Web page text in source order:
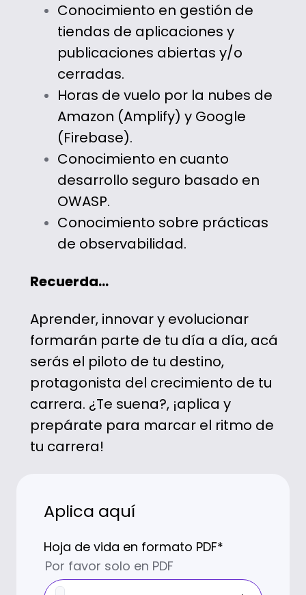
Conocimiento en gestión de
tiendas de aplicaciones y
publicaciones abiertas y/o
cerradas.
Horas de vuelo por la nubes de
Amazon (Amplify) y Google
(Firebase).
Conocimiento en cuanto
desarrollo seguro basado en
OWASP.
Conocimiento sobre prácticas
de observabilidad.
Recuerda…
Aprender, innovar y evolucionar
formarán parte de tu día a día, acá
serás el piloto de tu destino,
protagonista del crecimiento de tu
carrera. ¿Te suena?, ¡aplica y
prepárate para marcar el ritmo de
tu carrera!
Aplica aquí
Hoja de vida en formato PDF*
Por favor solo en PDF